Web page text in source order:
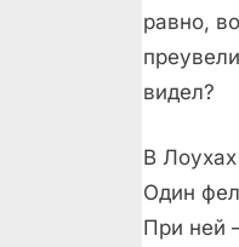
равно,
видел?
В
Один
При ней